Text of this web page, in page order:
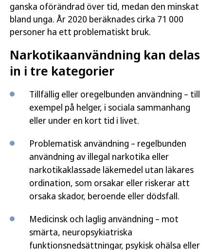
ganska oförändrad över tid, medan den minskat
bland unga. År 2020 beräknades cirka 71 000
personer ha ett problematiskt bruk.
Narkotikaanvändning kan delas
in i tre kategorier
Tillfällig eller oregelbunden användning – till
exempel på helger, i sociala sammanhang
eller under en kort tid i livet.
Problematisk användning – regelbunden
användning av illegal narkotika eller
narkotikaklassade läkemedel utan läkares
ordination, som orsakar eller riskerar att
orsaka skador, beroende eller dödsfall.
Medicinsk och laglig användning – mot
smärta, neuropsykiatriska
funktionsnedsättningar, psykisk ohälsa eller